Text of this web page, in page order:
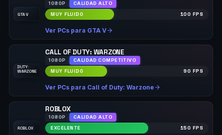
GTA V
1080P CALIDAD ALTO
MUY FLUIDO 100 FPS
Ver PCs para GTA V
DUTY:
WARZONE
CALL OF DUTY: WARZONE
1080P CALIDAD COMPETITIVO
MUY FLUIDO 90 FPS
Ver PCs para Call of Duty: Warzone
ROBLOX
ROBLOX
1080P CALIDAD ALTO
EXCELENTE 150 FPS